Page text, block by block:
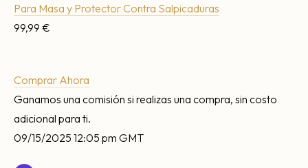
Para Masa y Protector Contra Salpicaduras
99,99 €
Comprar Ahora
Ganamos una comisión si realizas una compra, sin costo
adicional para ti.
09/15/2025 12:05 pm GMT